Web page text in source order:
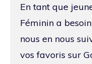
En tant que
Féminin a
nous en nous
vos favoris sur